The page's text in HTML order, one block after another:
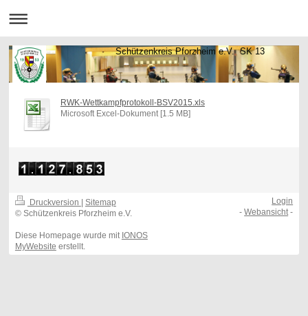
Schützenkreis Pforzheim e.V. SK 13
RWK-Wettkampfprotokoll-BSV2015.xls
Microsoft Excel-Dokument [1.5 MB]
Druckversion
Sitemap
© Schützenkreis Pforzheim e.V.
Diese Homepage wurde mit IONOS
MyWebsite erstellt.
Login
-Webansicht-